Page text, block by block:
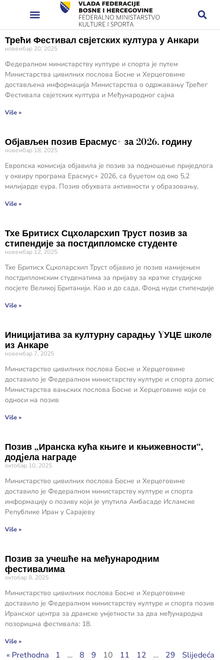
Трећи Фестивал свјетских култура у Анкари
новембар 20, 2025
Федералном министарству културе и спорта је путем
Министарства цивилних послова Босне и Херцеговине
достављена информација Министарства о одржавању Трећег
Фестивала свјетских култура и Међународног сајма
Više »
Објављен позив Ерасмус+ за 2026. годину
новембар 18, 2025
Европска комисија објавила је позив за подношење приједлога
у оквиру програма Ерасмус+ 2026, са буџетом од око 5,2
милијарде еура. Позив обухвата активности у образовању,
Više »
Тхе Бритисх Сцхоларсхип Труст позив за
стипендије за постдипломске студенте
новембар 12, 2025
Тхе Бритисх Сцхоларсхип Труст објавио је позив намијењен
постдипломским студенатима за пријаву за кратке студијске
посјете Великој Британији. Као и до сада, Фонд нуди стипендије
Više »
Иницијатива за културну сарадњу YУЦЕ школе
из Анкаре
новембар 7, 2025
Министарство цивилних послова Босне и Херцеговине
доставило је Федералном министарству културе и спорта допис
Министарства вањских послова Босне и Херцеговине који се
односи на позив
Više »
Позив „Иранска кућа књиге и књижевности“,
додjела награде
октобар 10, 2025
Министарство цивилних послова Босне и Херцеговине
доставило је Федералном министарству културе и спорта
информацију о позиву који је упутила Амбасаде Исламске
Републике Иран у Сарајеву
Više »
Позив за учешће на међународним
фестивалима
октобар 8, 2025
Министарство цивилних послова Босне и Херцеговине
доставило је Федералном министарству културе и спорта позив
Иранског центра за драмске умјетности за два међународна
позоришна фестивала: 18.
Više »
« Prethodna 1 … 8 9 10 11 12 … 29 Slijedeća